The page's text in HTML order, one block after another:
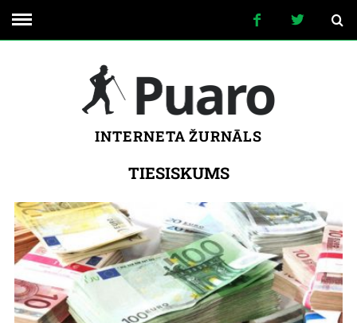
INTERNETA ŽURNĀLS
TIESISKUMS